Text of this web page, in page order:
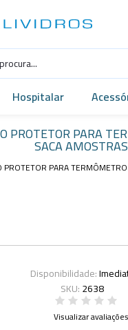
Hospitalar
PROTETOR PARA
SACA AMOSTRAS
Disponibilidade:
SKU:2638
Visualizar avaliações